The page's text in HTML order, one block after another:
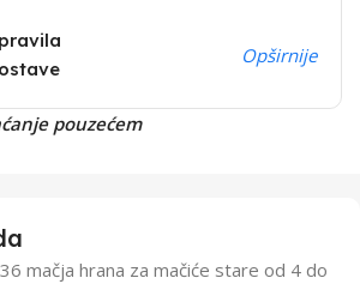
Opširnije
pouzećem
mačja hrana za mačiće stare od 4 do